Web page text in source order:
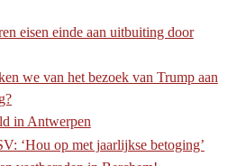
eisen einde aan uitbuiting door
we van het bezoek van Trump aan
in Antwerpen
‘Hou op met jaarlijkse betoging’